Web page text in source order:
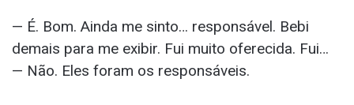
— É. Bom. Ainda me sinto… responsável. Bebi
demais para me exibir. Fui muito oferecida. Fui…
— Não. Eles foram os responsáveis.